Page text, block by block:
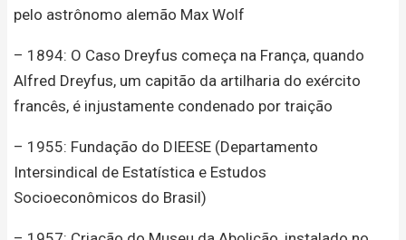
pelo astrônomo alemão Max Wolf
– 1894: O Caso Dreyfus começa na França, quando
Alfred Dreyfus, um capitão da artilharia do exército
francês, é injustamente condenado por traição
– 1955: Fundação do DIEESE (Departamento
Intersindical de Estatística e Estudos
Socioeconômicos do Brasil)